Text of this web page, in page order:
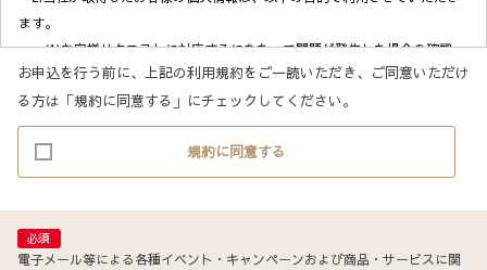
ます。
(1)お客様リクエストに対応するにあたって問題が発生した場合の確認・
連絡
(2)お客様から照会があった場合のリクエスト情報の確認
(3)お客様に不利益を与えないために行う、お客様に対する迅速なご連絡
（電子メール、電話、郵送によるご連絡）
(4)当社で取り扱っている商品・サービスなどに関する営業上のご案内
様アンケート調査の実施
お申込を行う前に、上記の利用規約をご一読いただき、ご同意いただけ
る方は「規約に同意する」にチェックしてください。
規約に同意する
必須
電子メール等による各種イベント・キャンペーンおよび商品・サービスに関